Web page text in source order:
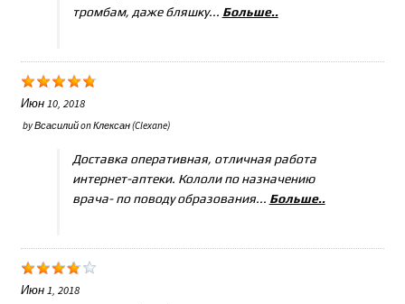
тромбам, даже бляшку... Больше..
Июн 10, 2018
byВсасилийonКлексан (Clexane)
Доставка оперативная, отличная работа
интернет-аптеки. Кололи по назначению
врача- по поводу образования... Больше..
Июн 1, 2018